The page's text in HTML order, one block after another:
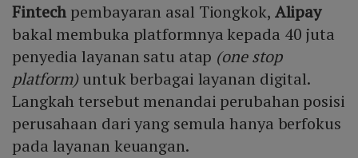
Fintech pembayaran asal Tiongkok, Alipay
bakal membuka platformnya kepada 40 juta
penyedia layanan satu atap (one stop
platform)untuk berbagai layanan digital.
Langkah tersebut menandai perubahan posisi
perusahaan dari yang semula hanya berfokus
pada layanan keuangan.